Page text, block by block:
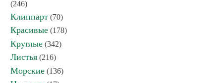
(246)
Клиппарт (70)
Красивые (178)
Круглые (342)
Листья (216)
Морские (136)